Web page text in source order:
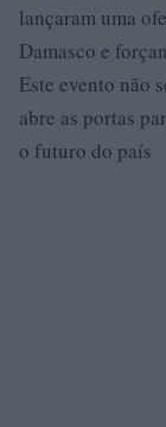
lançaram uma
Damasco e
Este evento não
abre as portas
o futuro do país